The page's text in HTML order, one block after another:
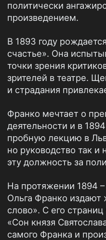
политически
произведением.
В 1893 году
счастье». Она
точки зрения
зрителей в театре.
и страдания
Франко мечтает о
деятельности и в
пробную лекцию в
но руководство так и
эту должность за
На протяжении 1894
Ольга Франко издают
слово». С его
«Сон князя
самого Франка и